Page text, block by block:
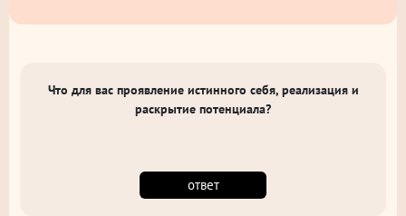
Что для вас проявление истинного себя, реализация и
раскрытие потенциала?
ответ